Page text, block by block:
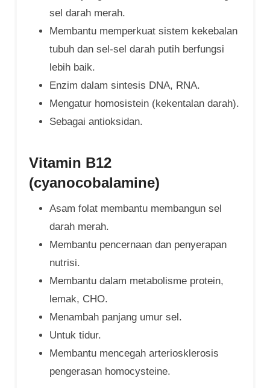
sel darah merah.
Membantu memperkuat sistem kekebalan
tubuh dan sel-sel darah putih berfungsi
lebih baik.
Enzim dalam sintesis DNA, RNA.
Mengatur homosistein (kekentalan darah).
Sebagai antioksidan.
Vitamin B12
(cyanocobalamine)
Asam folat membantu membangun sel
darah merah.
Membantu pencernaan dan penyerapan
nutrisi.
Membantu dalam metabolisme protein,
lemak, CHO.
Menambah panjang umur sel.
Untuk tidur.
Membantu mencegah arteriosklerosis
pengerasan homocysteine.